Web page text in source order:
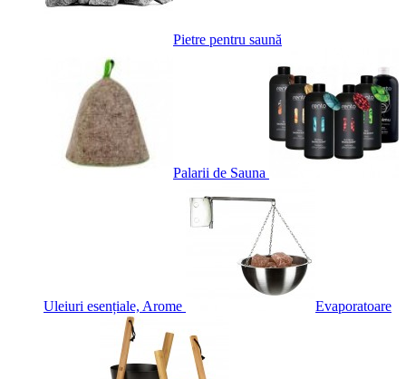
Pietre pentru saună
Palarii de Sauna
Uleiuri esențiale, Arome Evaporatoare